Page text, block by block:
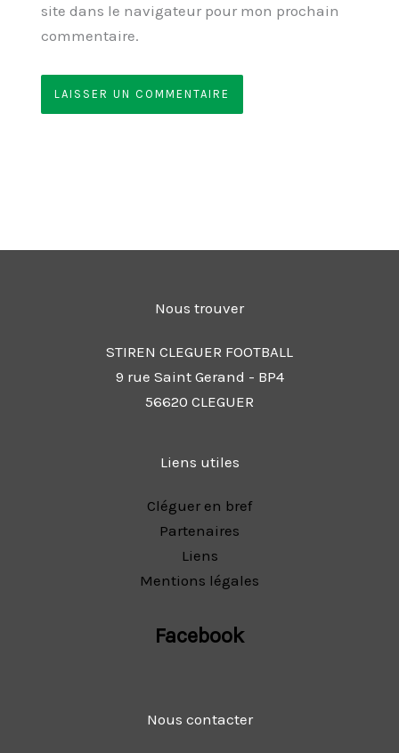
site dans le navigateur pour mon prochain
commentaire.
Nous trouver
STIREN CLEGUER FOOTBALL
9 rue Saint Gerand - BP4
56620 CLEGUER
Liens utiles
Cléguer en bref
Partenaires
Liens
Mentions légales
Facebook
Nous contacter